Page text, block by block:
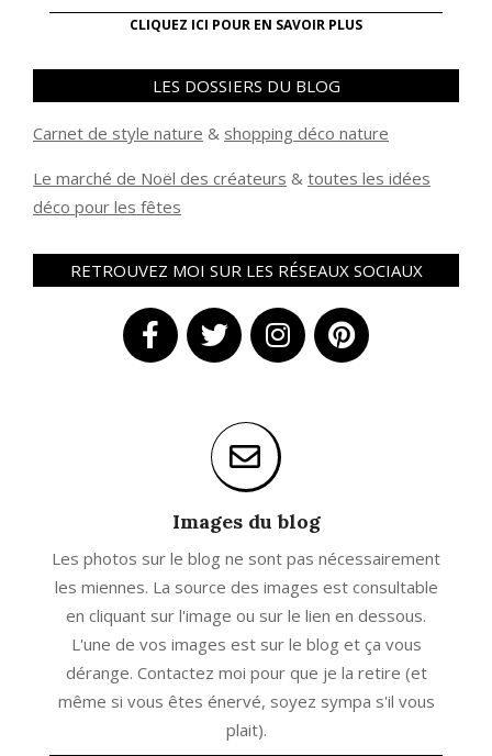
CLIQUEZ ICI POUR EN SAVOIR PLUS
LES DOSSIERS DU BLOG
Carnet de style nature & shopping déco nature
Le marché de Noël des créateurs & toutes les idées
déco pour les fêtes
RETROUVEZ MOI SUR LES RÉSEAUX SOCIAUX
Images du blog
Les photos sur le blog ne sont pas nécessairement
les miennes. La source des images est consultable
en cliquant sur l'image ou sur le lien en dessous.
L'une de vos images est sur le blog et ça vous
dérange. Contactez moi pour que je la retire (et
même si vous êtes énervé, soyez sympa s'il vous
plait).